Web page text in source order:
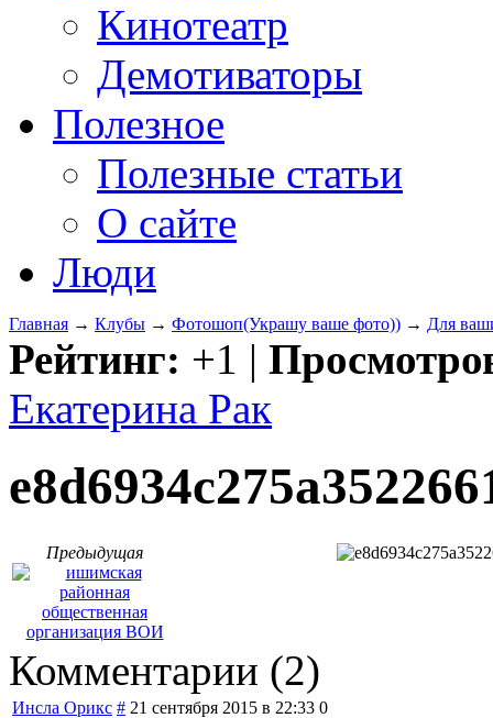
Кинотеатр
Демотиваторы
Полезное
Полезные статьи
О сайте
Люди
Главная → Клубы → Фотошоп(Украшу ваше фото)) → Для
Рейтинг: +1 |
Екатерина Рак
Предыдущая
Комментарии (2)
Инсла Орикс # 21 сентября 2015 в 22:33 0